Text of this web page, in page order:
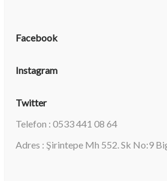
Facebook
Instagram
Twitter
Telefon : 0533 441 08 64
Adres : Şirintepe Mh 552. Sk No:9